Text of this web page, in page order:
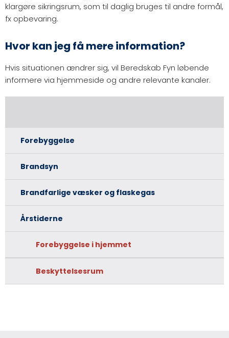
klargøre sikringsrum, som til daglig bruges til andre formål,
fx opbevaring.
Hvor kan jeg få mere information?
Hvis situationen ændrer sig, vil Beredskab Fyn løbende
informere via hjemmeside og andre relevante kanaler.
Forebyggelse
Brandsyn
Brandfarlige væsker og flaskegas
Årstiderne
Forebyggelse i hjemmet
Beskyttelsesrum